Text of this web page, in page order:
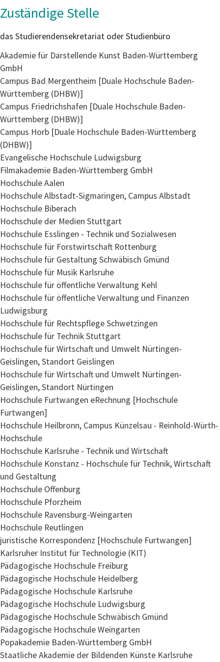
Zuständige Stelle
das Studierendensekretariat oder Studienbüro
Akademie für Darstellende Kunst Baden-Württemberg
GmbH
Campus Bad Mergentheim [Duale Hochschule Baden-
Württemberg (DHBW)]
Campus Friedrichshafen [Duale Hochschule Baden-
Württemberg (DHBW)]
Campus Horb [Duale Hochschule Baden-Württemberg
(DHBW)]
Evangelische Hochschule Ludwigsburg
Filmakademie Baden-Württemberg GmbH
Hochschule Aalen
Hochschule Albstadt-Sigmaringen, Campus Albstadt
Hochschule Biberach
Hochschule der Medien Stuttgart
Hochschule Esslingen - Technik und Sozialwesen
Hochschule für Forstwirtschaft Rottenburg
Hochschule für Gestaltung Schwäbisch Gmünd
Hochschule für Musik Karlsruhe
Hochschule für öffentliche Verwaltung Kehl
Hochschule für öffentliche Verwaltung und Finanzen
Ludwigsburg
Hochschule für Rechtspflege Schwetzingen
Hochschule für Technik Stuttgart
Hochschule für Wirtschaft und Umwelt Nürtingen-
Geislingen, Standort Geislingen
Hochschule für Wirtschaft und Umwelt Nürtingen-
Geislingen, Standort Nürtingen
Hochschule Furtwangen eRechnung [Hochschule
Furtwangen]
Hochschule Heilbronn, Campus Künzelsau - Reinhold-Würth-
Hochschule
Hochschule Karlsruhe - Technik und Wirtschaft
Hochschule Konstanz - Hochschule für Technik, Wirtschaft
und Gestaltung
Hochschule Offenburg
Hochschule Pforzheim
Hochschule Ravensburg-Weingarten
Hochschule Reutlingen
juristische Korrespondenz [Hochschule Furtwangen]
Karlsruher Institut für Technologie (KIT)
Pädagogische Hochschule Freiburg
Pädagogische Hochschule Heidelberg
Pädagogische Hochschule Karlsruhe
Pädagogische Hochschule Ludwigsburg
Pädagogische Hochschule Schwäbisch Gmünd
Pädagogische Hochschule Weingarten
Popakademie Baden-Württemberg GmbH
Staatliche Akademie der Bildenden Künste Karlsruhe